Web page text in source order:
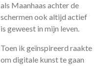
als Maanhaas achter de
schermen ook altijd actief
is geweest in mijn leven.
Toen ik geïnspireerd raakte
om digitale kunst te gaan